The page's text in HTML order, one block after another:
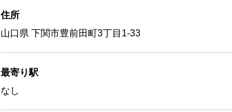
住所
山口県 下関市豊前田町3丁目1-33
最寄り駅
なし